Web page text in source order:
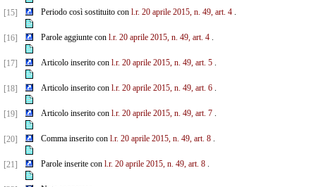
[15] Periodo così sostituito con l.r. 20 aprile 2015, n. 49, art. 4.
[16] Parole aggiunte con l.r. 20 aprile 2015, n. 49, art. 4.
[17] Articolo inserito con l.r. 20 aprile 2015, n. 49, art. 5.
[18] Articolo inserito con l.r. 20 aprile 2015, n. 49, art. 6.
[19] Articolo inserito con l.r. 20 aprile 2015, n. 49, art. 7.
[20] Comma inserito con l.r. 20 aprile 2015, n. 49, art. 8.
[21] Parole inserite con l.r. 20 aprile 2015, n. 49, art. 8.